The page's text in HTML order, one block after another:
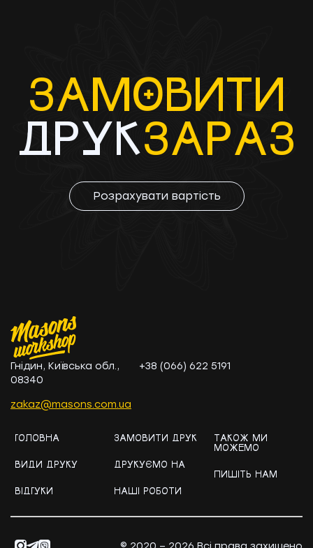
ЗАМOВИТИ
ДРУКЗАРAЗ
Розрахувати вартість
Гнідин, Київська обл.,
08340
+38 (066) 622 5191
zakaz@masons.com.ua
ГОЛОВНА
ВИДИ ДРУКУ
ВІДГУКИ
ЗАМОВИТИ ДРУК
ДРУКУЄМО НА
НАШІ РОБОТИ
ТАКОЖ МИ
МОЖЕМО
ПИШІТЬ НАМ